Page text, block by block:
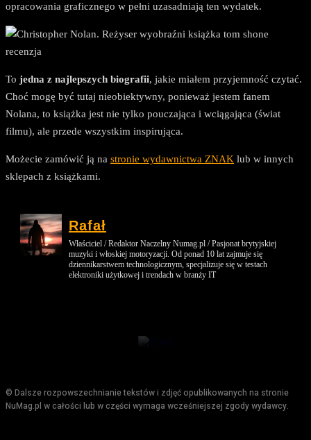
opracowania graficznego w pełni uzasadniają ten wydatek.
To jedna z najlepszych biografii, jakie miałem przyjemność czytać.
Choć mogę być tutaj nieobiektywny, ponieważ jestem fanem
Nolana, to książka jest nie tylko pouczająca i wciągająca (świat
filmu), ale przede wszystkim inspirująca.
Możecie zamówić ją na stronie wydawnictwa ZNAK lub w innych
sklepach z książkami.
Rafał
Właściciel / Redaktor Naczelny Numag.pl / Pasjonat brytyjskiej
muzyki i włoskiej motoryzacji. Od ponad 10 lat zajmuje się
dziennikarstwem technologicznym, specjalizuje się w testach
elektroniki użytkowej i trendach w branży IT
© Dalsze rozpowszechnianie tekstów i zdjęć opublikowanych na stronie
NuMag.pl w całości lub w części wymaga wcześniejszej zgody wydawcy.